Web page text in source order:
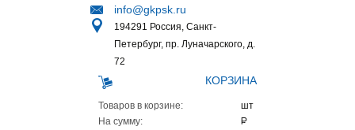
info@gkpsk.ru
194291 Россия, Санкт-
Петербург, пр. Луначарского, д.
72
КОРЗИНА
Товаров в корзине:
На сумму: